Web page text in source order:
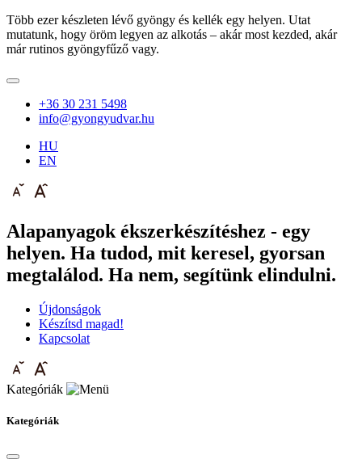
Több ezer készleten lévő gyöngy és kellék egy helyen. Utat
mutatunk, hogy öröm legyen az alkotás – akár most kezded, akár
már rutinos gyöngyfűző vagy.
+36 30 231 5498
info@gyongyudvar.hu
HU
EN
Alapanyagok ékszerkészítéshez - egy
helyen. Ha tudod, mit keresel, gyorsan
megtalálod. Ha nem, segítünk elindulni.
Újdonságok
Készítsd magad!
Kapcsolat
Kategóriák
Kategóriák